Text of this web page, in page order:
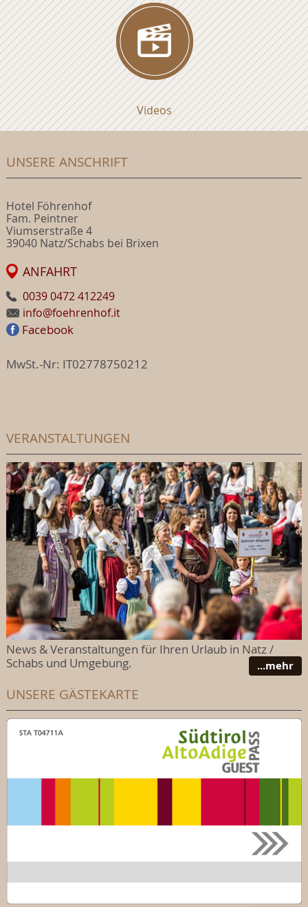
Videos
UNSERE ANSCHRIFT
Hotel Föhrenhof
Fam. Peintner
Viumserstraße 4
39040 Natz/Schabs bei Brixen
ANFAHRT
0039 0472 412249
info@foehrenhof.it
Facebook
MwSt.-Nr: IT02778750212
VERANSTALTUNGEN
News & Veranstaltungen für Ihren Urlaub in Natz /
Schabs und Umgebung.
...mehr
UNSERE GÄSTEKARTE